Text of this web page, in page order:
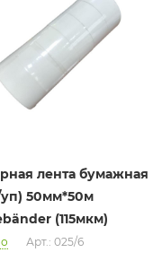
лента бумажная
50мм*50м
(115мкм)
Арт.: 025/6